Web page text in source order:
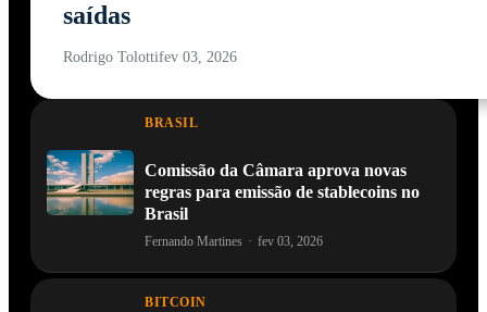
saídas
Rodrigo Tolottifev 03, 2026
BRASIL
Comissão da Câmara aprova novas
regras para emissão de stablecoins no
Brasil
Fernando Martines · fev 03, 2026
BITCOIN